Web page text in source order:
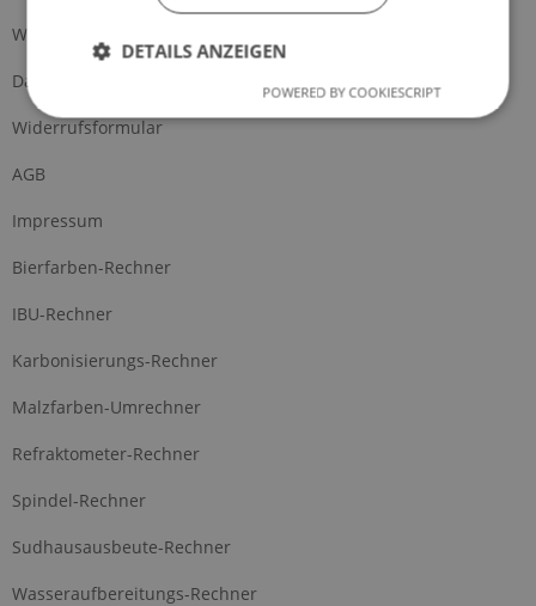
Widerrufsrecht
Datenschutz
Widerrufsformular
AGB
Impressum
Bierfarben-Rechner
IBU-Rechner
Karbonisierungs-Rechner
Malzfarben-Umrechner
Refraktometer-Rechner
Spindel-Rechner
Sudhausausbeute-Rechner
Wasseraufbereitungs-Rechner
DETAILS ANZEIGEN
POWERED BY COOKIESCRIPT